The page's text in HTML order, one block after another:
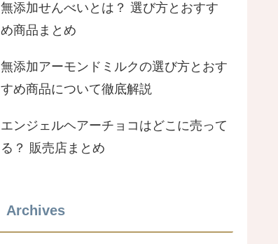
無添加せんべいとは？ 選び方とおすす
め商品まとめ
無添加アーモンドミルクの選び方とおす
すめ商品について徹底解説
エンジェルヘアーチョコはどこに売って
る？ 販売店まとめ
Archives